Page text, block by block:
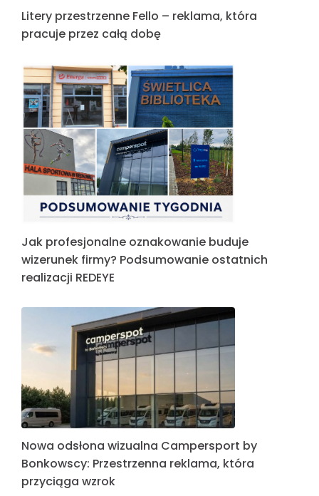
Litery przestrzenne Fello – reklama, która
pracuje przez całą dobę
Jak profesjonalne oznakowanie buduje
wizerunek firmy? Podsumowanie ostatnich
realizacji REDEYE
Nowa odsłona wizualna Campersport by
Bonkowscy: Przestrzenna reklama, która
przyciąga wzrok